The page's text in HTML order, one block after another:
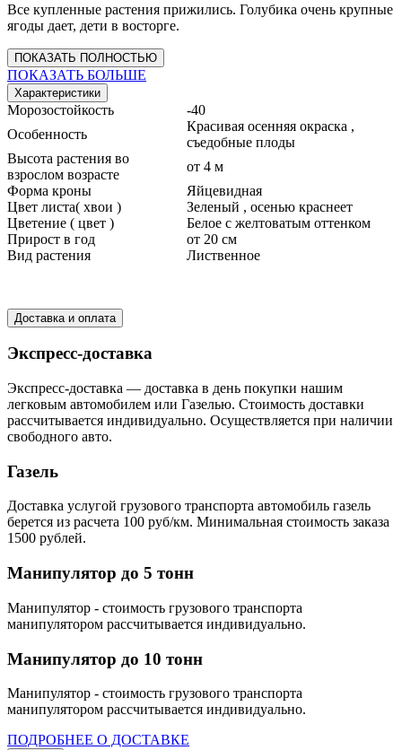
Все купленные растения прижились. Голубика очень крупные
ягоды дает, дети в восторге.
ПОКАЗАТЬ ПОЛНОСТЬЮ
ПОКАЗАТЬ БОЛЬШЕ
Характеристики
Морозостойкость
-40
Особенность
Красивая осенняя окраска ,
съедобные плоды
Высота растения во
взрослом возрасте
от 4 м
Форма кроны
Яйцевидная
Цвет листа( хвои )
Зеленый , осенью краснеет
Цветение ( цвет )
Белое с желтоватым оттенком
Прирост в год
от 20 см
Вид растения
Лиственное
Доставка и оплата
Экспресс-доставка
Экспресс-доставка — доставка в день покупки нашим
легковым автомобилем или Газелью. Стоимость доставки
рассчитывается индивидуально. Осуществляется при наличии
свободного авто.
Газель
Доставка услугой грузового транспорта автомобиль газель
берется из расчета 100 руб/км. Минимальная стоимость заказа
1500 рублей.
Манипулятор до 5 тонн
Манипулятор - стоимость грузового транспорта
манипулятором рассчитывается индивидуально.
Манипулятор до 10 тонн
Манипулятор - стоимость грузового транспорта
манипулятором рассчитывается индивидуально.
ПОДРОБНЕЕ О ДОСТАВКЕ